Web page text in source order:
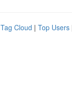
Tag Cloud | Top Users